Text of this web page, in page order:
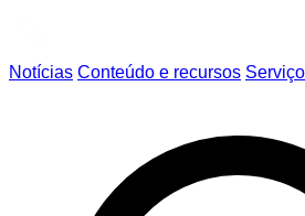
Notícias Conteúdo e recursos